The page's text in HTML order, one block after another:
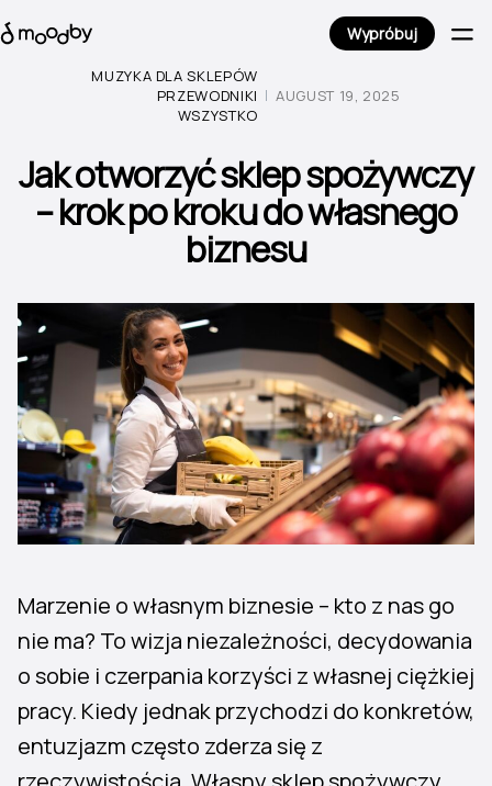
Wypróbuj
MUZYKA DLA SKLEPÓW
PRZEWODNIKI
WSZYSTKO
AUGUST 19, 2025
Jak otworzyć sklep spożywczy
– krok po kroku do własnego
biznesu
Marzenie o własnym biznesie – kto z nas go
nie ma? To wizja niezależności, decydowania
o sobie i czerpania korzyści z własnej ciężkiej
pracy. Kiedy jednak przychodzi do konkretów,
entuzjazm często zderza się z